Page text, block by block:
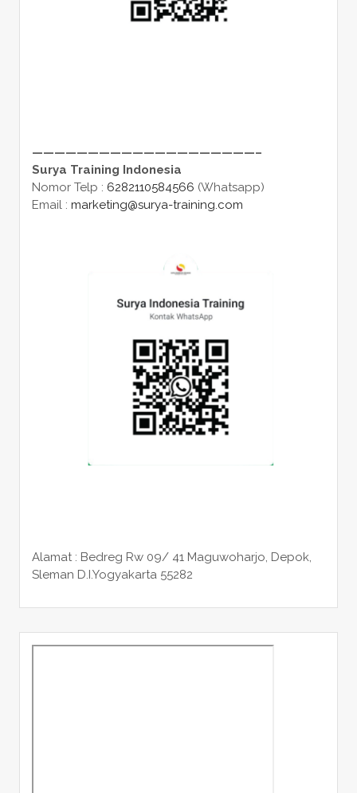
————————————————————–
Surya Training Indonesia
Nomor Telp : 6282110584566 (Whatsapp)
Email : marketing@surya-training.com
Alamat : Bedreg Rw 09/ 41 Maguwoharjo, Depok,
Sleman D.I.Yogyakarta 55282